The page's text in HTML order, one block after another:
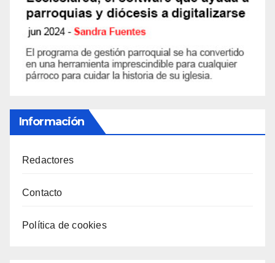
Información
Redactores
Contacto
Política de cookies